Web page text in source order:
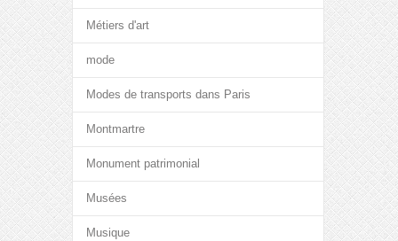
Métiers d'art
mode
Modes de transports dans Paris
Montmartre
Monument patrimonial
Musées
Musique